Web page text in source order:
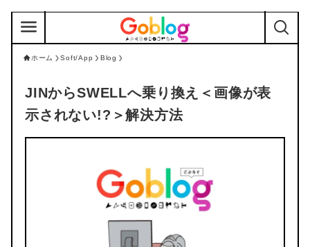
ホーム Soft/App Blog
JINからSWELLへ乗り換え＜画像が表
示されない!?＞解決方法